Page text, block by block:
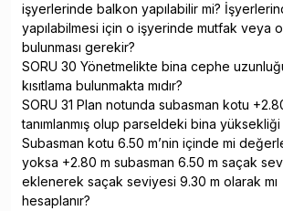
işyerlerinde balkon yapılabilir mi?
yapılabilmesi için o işyerinde mutfak veya
bulunması gerekir?
SORU 30 Yönetmelikte bina cephe
kısıtlama bulunmakta mıdır?
SORU 31 Plan notunda subasman kotu
tanımlanmış olup parseldeki bina yüksekliği
Subasman kotu 6.50 m’nin içinde mi
yoksa +2.80 m subasman 6.50 m saçak
eklenerek saçak seviyesi 9.30 m olarak mı
hesaplanır?